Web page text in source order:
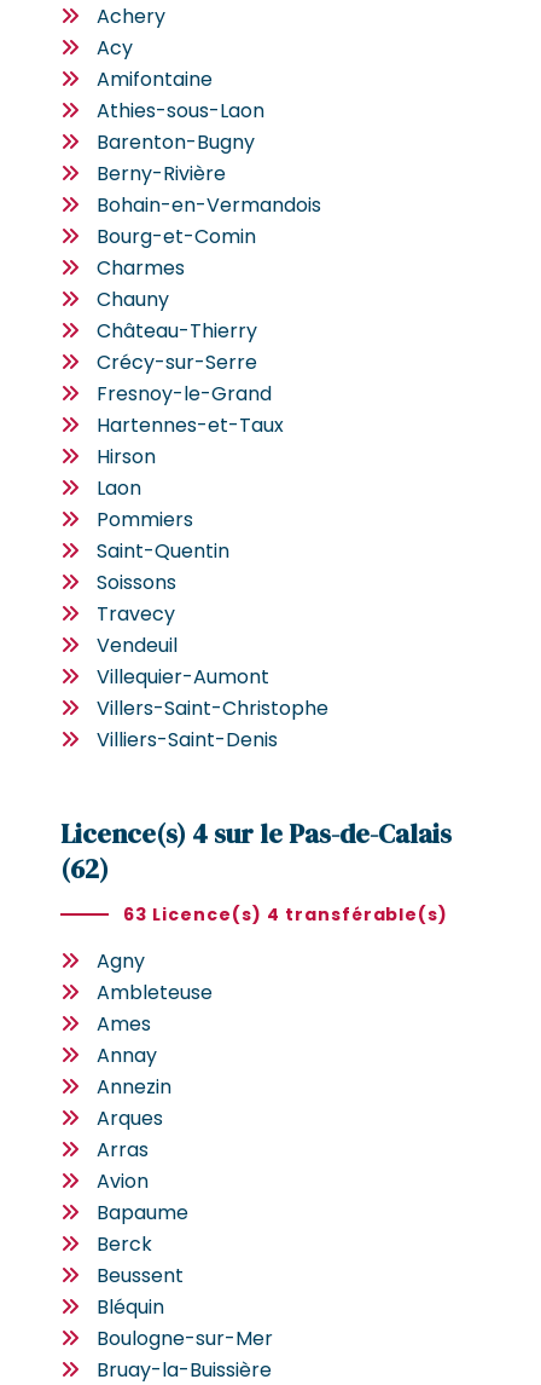
Achery
Acy
Amifontaine
Athies-sous-Laon
Barenton-Bugny
Berny-Rivière
Bohain-en-Vermandois
Bourg-et-Comin
Charmes
Chauny
Château-Thierry
Crécy-sur-Serre
Fresnoy-le-Grand
Hartennes-et-Taux
Hirson
Laon
Pommiers
Saint-Quentin
Soissons
Travecy
Vendeuil
Villequier-Aumont
Villers-Saint-Christophe
Villiers-Saint-Denis
Licence(s) 4 sur le Pas-de-Calais
(62)
63 Licence(s) 4 transférable(s)
Agny
Ambleteuse
Ames
Annay
Annezin
Arques
Arras
Avion
Bapaume
Berck
Beussent
Bléquin
Boulogne-sur-Mer
Bruay-la-Buissière